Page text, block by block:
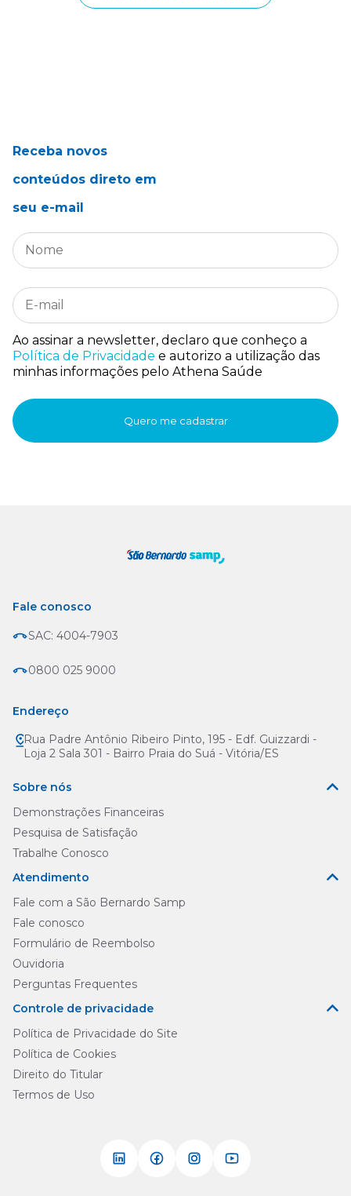
Receba novos
conteúdos direto em
seu e-mail
Ao assinar a newsletter, declaro que conheço a
Política de Privacidade e autorizo a utilização das
minhas informações pelo Athena Saúde
Quero me cadastrar
Fale conosco
SAC: 4004-7903
0800 025 9000
Endereço
Rua Padre Antônio Ribeiro Pinto, 195 - Edf. Guizzardi -
Loja 2 Sala 301 - Bairro Praia do Suá - Vitória/ES
Sobre nós
Demonstrações Financeiras
Pesquisa de Satisfação
Trabalhe Conosco
Atendimento
Fale com a São Bernardo Samp
Fale conosco
Formulário de Reembolso
Ouvidoria
Perguntas Frequentes
Controle de privacidade
Política de Privacidade do Site
Política de Cookies
Direito do Titular
Termos de Uso